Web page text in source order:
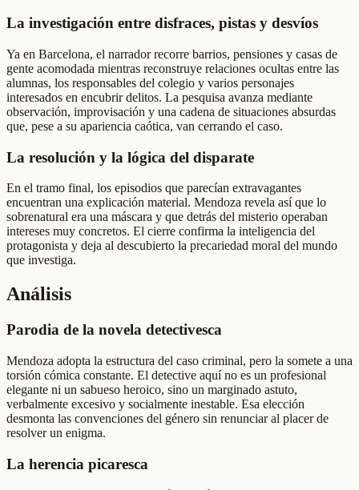
La investigación entre disfraces, pistas y desvíos
Ya en Barcelona, el narrador recorre barrios, pensiones y casas de
gente acomodada mientras reconstruye relaciones ocultas entre las
alumnas, los responsables del colegio y varios personajes
interesados en encubrir delitos. La pesquisa avanza mediante
observación, improvisación y una cadena de situaciones absurdas
que, pese a su apariencia caótica, van cerrando el caso.
La resolución y la lógica del disparate
En el tramo final, los episodios que parecían extravagantes
encuentran una explicación material. Mendoza revela así que lo
sobrenatural era una máscara y que detrás del misterio operaban
intereses muy concretos. El cierre confirma la inteligencia del
protagonista y deja al descubierto la precariedad moral del mundo
que investiga.
Análisis
Parodia de la novela detectivesca
Mendoza adopta la estructura del caso criminal, pero la somete a una
torsión cómica constante. El detective aquí no es un profesional
elegante ni un sabueso heroico, sino un marginado astuto,
verbalmente excesivo y socialmente inestable. Esa elección
desmonta las convenciones del género sin renunciar al placer de
resolver un enigma.
La herencia picaresca